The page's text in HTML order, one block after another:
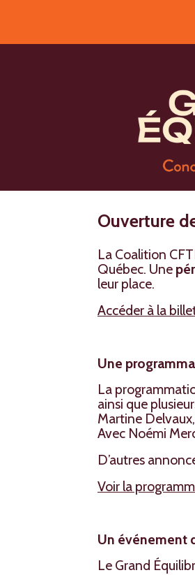
Ouverture
La Coalition
Québec. Une
leur place.
Accéder à la
Une
La
ainsi que
Martine
Avec Noémi
D’autres
Voir la
Un événement
Le Grand